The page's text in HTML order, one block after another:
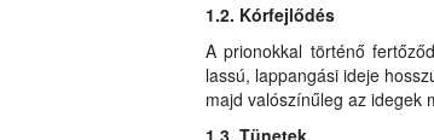
1.2. Kórfejlődés
A prionokkal történő
lassú, lappangási ideje
majd valószínűleg az idegek